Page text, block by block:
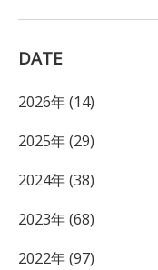
DATE
2026年 (14)
2025年 (29)
2024年 (38)
2023年 (68)
2022年 (97)